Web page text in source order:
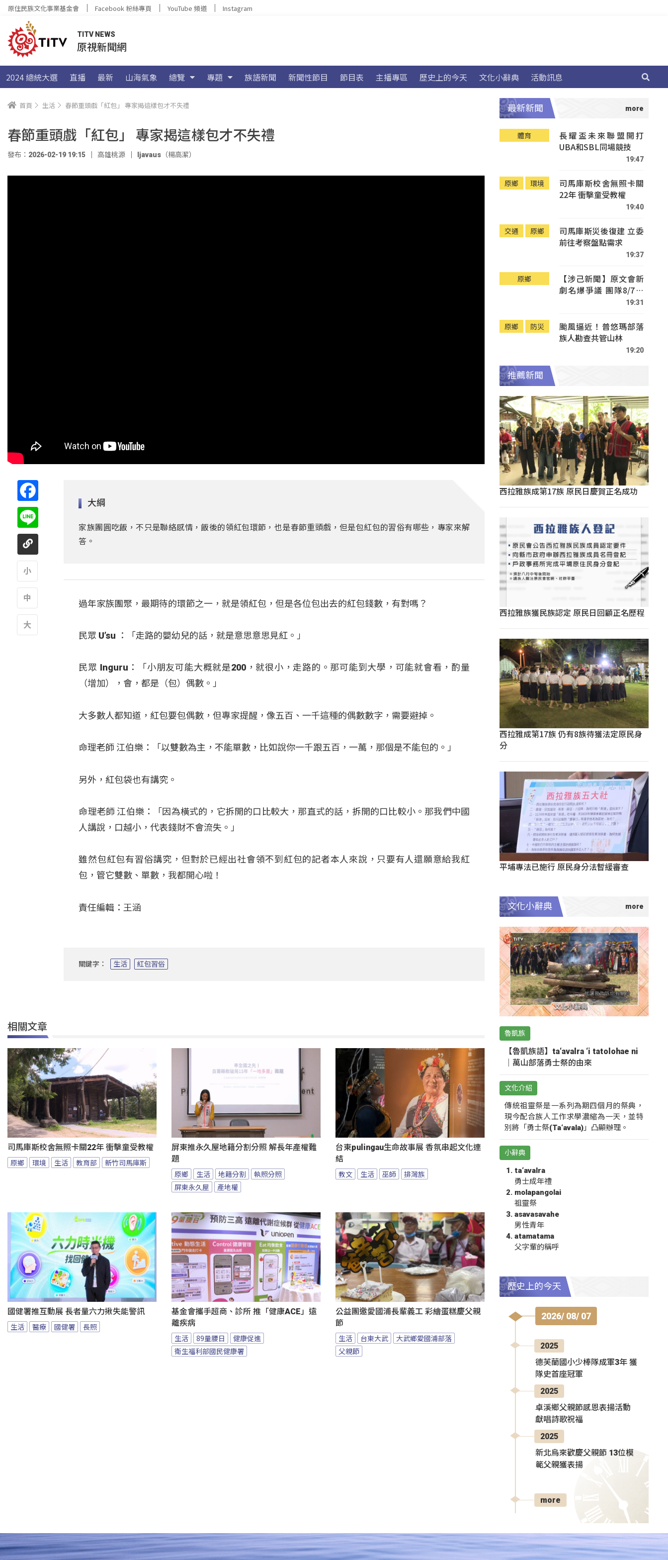
原住民族文化事業基金會 Facebook 粉絲專頁 YouTube 頻道 Instagram
TITV NEWS
原視新聞網
2024 總統大選 直播 最新 山海氣象 總覽 專題 族語新聞 新聞性節目 節目表 主播專區 歷史上的今天 文化小辭典 活動訊息
首頁 生活 春節重頭戲「紅包」 專家揭這樣包才不失禮
春節重頭戲「紅包」 專家揭這樣包才不失禮
發布：2026-02-19 19:15 高雄桃源 ljavaus（楊高潔）
大綱
家族團圓吃飯，不只是聯絡感情，飯後的領紅包環節，也是春節重頭戲，但是包紅包的習俗有哪些，專家來解
答。
過年家族團聚，最期待的環節之一，就是領紅包，但是各位包出去的紅包錢數，有對嗎？
民眾 U’su ：「走路的嬰幼兒的話，就是意思意思見紅。」
民眾 Inguru：「小朋友可能大概就是200，就很小，走路的。那可能到大學，可能就會看，酌量
（增加），會，都是（包）偶數。」
大多數人都知道，紅包要包偶數，但專家提醒，像五百、一千這種的偶數數字，需要避掉。
命理老師 江伯樂：「以雙數為主，不能單數，比如說你一千跟五百，一萬，那個是不能包的。」
另外，紅包袋也有講究。
命理老師 江伯樂：「因為橫式的，它拆開的口比較大，那直式的話，拆開的口比較小。那我們中國
人講說，口越小，代表錢財不會流失。」
雖然包紅包有習俗講究，但對於已經出社會領不到紅包的記者本人來說，只要有人還願意給我紅
包，管它雙數、單數，我都開心啦！
責任編輯：王涵
關鍵字： 生活 紅包習俗
相關文章
司馬庫斯校舍無照卡關22年 衝擊童受教權
原鄉 環境 生活 教育部 新竹司馬庫斯
屏東推永久屋地籍分割分照 解長年產權難
題
原鄉 生活 地籍分割
執照分照
屏東永久屋
產地權
台東pulingau生命故事展 香氛串起文化連
結
教文 生活 巫師 排灣族
國健署推互動展 長者量六力揪失能警訊
生活 醫療 國健署 長照
基金會攜手超商、診所 推「健康ACE」遠
離疾病
生活 89量腰日
健康促進
衛生福利部國民健康署
公益團邀愛國浦長輩義工 彩繪蛋糕慶父親
節
生活 台東大武
大武鄉愛國浦部落
父親節
最新新聞
體育
長耀盃未來聯盟開打
UBA和SBL同場競技
19:47
原鄉 環境
司馬庫斯校舍無照卡關
22年 衝擊童受教權
19:40
交通 原鄉
司馬庫斯災後復建 立委
前往考察盤點需求
19:37
原鄉
【涉己新聞】原文會新
劇名爆爭議 團隊8/7赴
19:31
原鄉 防災
颱風逼近！普悠瑪部落
族人勘查共管山林
19:20
推薦新聞
西拉雅族成第17族 原民日慶賀正名成功
西拉雅族獲民族認定 原民日回顧正名歷程
西拉雅成第17族 仍有8族待獲法定原民身
分
平埔專法已施行 原民身分法暫緩審查
文化小辭典
魯凱族
【魯凱族語】ta‘avalra ‘i tatolohae ni
｜萬山部落勇士祭的由來
文化介紹
傳統祖靈祭是一系列為期四個月的祭典，
現今配合族人工作求學濃縮為一天，並特
別將「勇士祭(Ta‘avala)」凸顯辦理。
小辭典
ta‘avalra
勇士成年禮
molapangolai
祖靈祭
asavasavahe
男性青年
atamatama
父字輩的稱呼
歷史上的今天
2026/ 08/ 07
2025
德芙蘭國小少棒隊成軍3年 獲
隊史首座冠軍
2025
卓溪鄉父親節感恩表揚活動
獻唱詩歌祝福
2025
新北烏來歡慶父親節 13位模
範父親獲表揚
more